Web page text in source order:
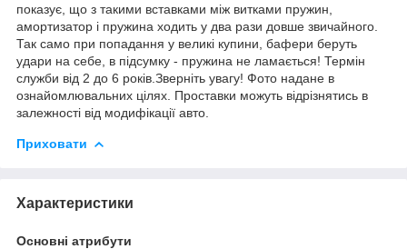
показує, що з такими вставками між витками пружин,
амортизатор і пружина ходить у два рази довше звичайного.
Так само при попадання у великі купини, бафери беруть
удари на себе, в підсумку - пружина не ламається! Термін
служби від 2 до 6 років.Зверніть увагу! Фото надане в
ознайомлювальних цілях. Проставки можуть відрізнятись в
залежності від модифікації авто.
Приховати
Характеристики
Основні атрибути